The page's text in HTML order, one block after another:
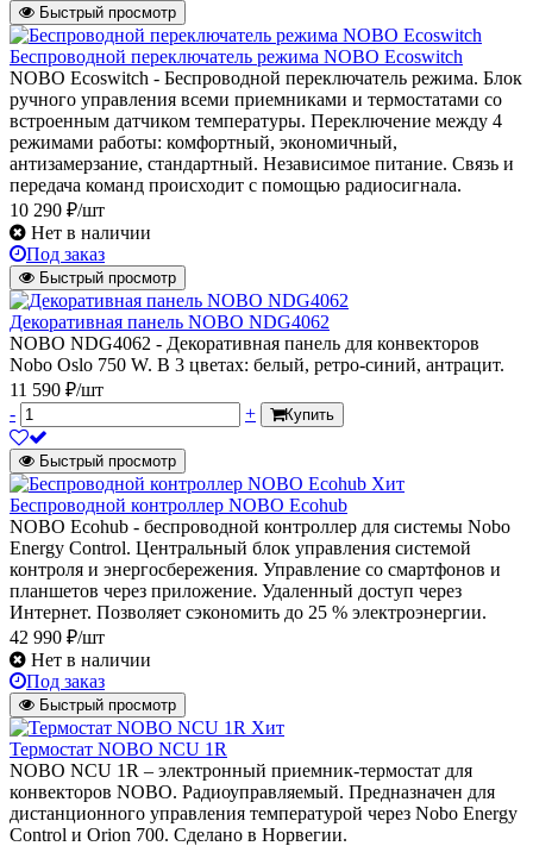
Быстрый просмотр
Беспроводной переключатель режима NOBO Ecoswitch
NOBO Ecoswitch - Беспроводной переключатель режима. Блок
ручного управления всеми приемниками и термостатами со
встроенным датчиком температуры. Переключение между 4
режимами работы: комфортный, экономичный,
антизамерзание, стандартный. Независимое питание. Связь и
передача команд происходит с помощью радиосигнала.
10 290 ₽/шт
Нет в наличии
Под заказ
Быстрый просмотр
Декоративная панель NOBO NDG4062
NOBO NDG4062 - Декоративная панель для конвекторов
Nobo Oslo 750 W. В 3 цветах: белый, ретро-синий, антрацит.
11 590 ₽/шт
-
+ Купить
Быстрый просмотр
Хит
Беспроводной контроллер NOBO Ecohub
NOBO Ecohub - беспроводной контроллер для системы Nobo
Energy Control. Центральный блок управления системой
контроля и энергосбережения. Управление со смартфонов и
планшетов через приложение. Удаленный доступ через
Интернет. Позволяет сэкономить до 25 % электроэнергии.
42 990 ₽/шт
Нет в наличии
Под заказ
Быстрый просмотр
Хит
Термостат NOBO NCU 1R
NOBO NCU 1R – электронный приемник-термостат для
конвекторов NOBO. Радиоуправляемый. Предназначен для
дистанционного управления температурой через Nobo Energy
Control и Orion 700. Сделано в Норвегии.